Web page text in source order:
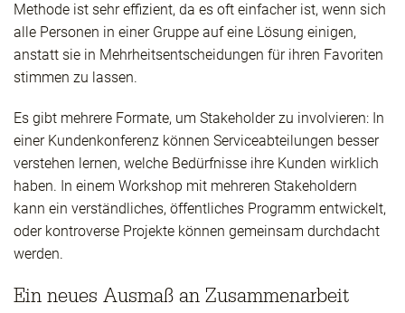
Methode ist sehr effizient, da es oft einfacher ist, wenn sich
alle Personen in einer Gruppe auf eine Lösung einigen,
anstatt sie in Mehrheitsentscheidungen für ihren Favoriten
stimmen zu lassen.
Es gibt mehrere Formate, um Stakeholder zu involvieren: In
einer Kundenkonferenz können Serviceabteilungen besser
verstehen lernen, welche Bedürfnisse ihre Kunden wirklich
haben. In einem Workshop mit mehreren Stakeholdern
kann ein verständliches, öffentliches Programm entwickelt,
oder kontroverse Projekte können gemeinsam durchdacht
werden.
Ein neues Ausmaß an Zusammenarbeit